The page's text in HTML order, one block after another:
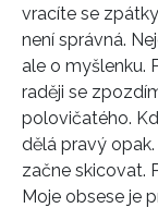
vracíte se
není správná.
ale o myšlenku.
raději se
polovičatého.
dělá pravý opak.
začne skicovat.
Moje obsese je